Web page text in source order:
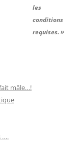
les
conditions
requises. »
fait mâle…!
….